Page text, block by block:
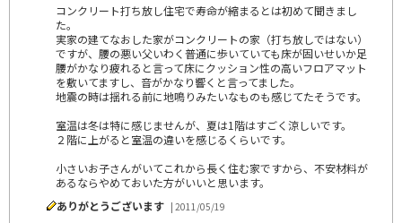
コンクリート打ち放し住宅で寿命が縮まるとは初めて聞きまし
た。
実家の建てなおした家がコンクリートの家（打ち放しではない）
ですが、腰の悪い父いわく普通に歩いていても床が固いせいか足
腰がかなり疲れると言って床にクッション性の高いフロアマット
を敷いてますし、音がかなり響くと言ってました。
地震の時は揺れる前に地鳴りみたいなものも感じてたそうです。
室温は冬は特に感じませんが、夏は1階はすごく涼しいです。
２階に上がると室温の違いを感じるくらいです。
小さいお子さんがいてこれから長く住む家ですから、不安材料が
あるならやめておいた方がいいと思います。
ありがとうございます | 2011/05/19